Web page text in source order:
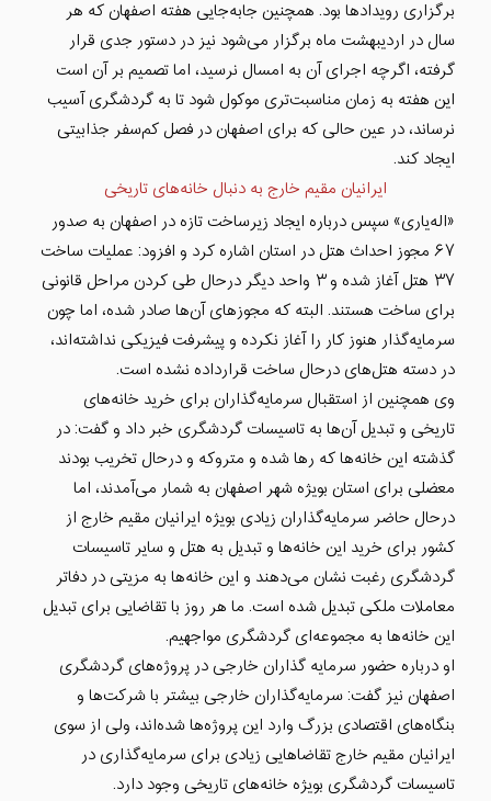
برگزاری رویدادها بود. همچنین جابه‌جایی هفته اصفهان که هر
سال در اردیبهشت ماه برگزار می‌شود نیز در دستور جدی قرار
گرفته، اگرچه اجرای آن به امسال نرسید، اما تصمیم بر آن است
این هفته به زمان مناسبت‌تری موکول شود تا به گردشگری آسیب
نرساند، در عین حالی که برای اصفهان در فصل کم‌سفر جذابیتی
ایجاد کند.
ایرانیان مقیم خارج به دنبال خانه‌های تاریخی
«اله‌یاری» سپس درباره ایجاد زیرساخت تازه در اصفهان به صدور
۶۷ مجوز احداث هتل در استان اشاره کرد و افزود: عملیات ساخت
۳۷ هتل آغاز شده و ۳ واحد دیگر درحال طی کردن مراحل قانونی
برای ساخت هستند. البته که مجوزهای آن‌ها صادر شده، اما چون
سرمایه‌گذار هنوز کار را آغاز نکرده و پیشرفت فیزیکی نداشته‌اند،
در دسته هتل‌های درحال ساخت قرارداده نشده است.
وی همچنین از استقبال سرمایه‌گذاران برای خرید خانه‌های
تاریخی و تبدیل آن‌ها به تاسیسات گردشگری خبر داد و گفت: در
گذشته این خانه‌ها که رها شده و متروکه و درحال تخریب بودند
معضلی برای استان بویژه شهر اصفهان به شمار می‌آمدند، اما
درحال حاضر سرمایه‌گذاران زیادی بویژه ایرانیان مقیم خارج از
کشور برای خرید این خانه‌ها و تبدیل به هتل و سایر تاسیسات
گردشگری رغبت نشان می‌دهند و این خانه‌ها به مزیتی در دفاتر
معاملات ملکی تبدیل شده است. ما هر روز با تقاضایی برای تبدیل
این خانه‌ها به مجموعه‌ای گردشگری مواجهیم.
او درباره حضور سرمایه گذاران خارجی در پروژه‌های گردشگری
اصفهان نیز گفت: سرمایه‌گذاران خارجی بیشتر با شرکت‌ها و
بنگاه‌های اقتصادی بزرگ وارد این پروژه‌ها شده‌اند، ولی از سوی
ایرانیان مقیم خارج تقاضاهایی زیادی برای سرمایه‌گذاری در
تاسیسات گردشگری بویژه خانه‌های تاریخی وجود دارد.